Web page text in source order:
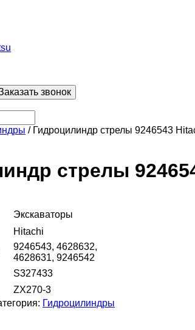
звонок
/ Гидроцилиндр стрелы 9246543
стрелы
Экскаваторы
Hitachi
9246543, 4628632,
4628631, 9246542
S327433
ZX270-3
Гидроцилиндры